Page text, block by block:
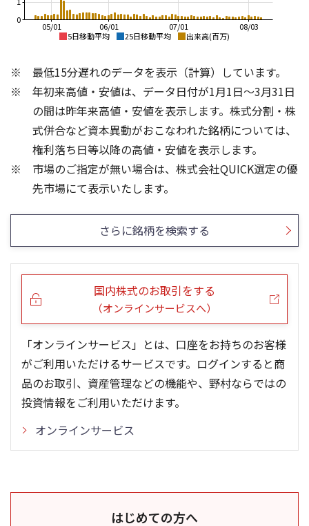
5日移動平均 25日移動平均 出来高(百万)
08/03
07/01
06/01
05/01
0
13週移動平均 26週移動平均 出来高(千)
1,600
2,000
2,200
2,400
0
1,500
5ヶ月移動平均 25ヶ月移動平均 出来高(千)
500
1,500
2,000
2,500
0
600
最低15分遅れのデータを表示（計算）しています。
年初来高値・安値は、データ日付が1月1日～3月31日
の間は昨年来高値・安値を表示します。株式分割・株
式併合など資本異動がおこなわれた銘柄については、
権利落ち日等以降の高値・安値を表示します。
市場のご指定が無い場合は、株式会社QUICK選定の優
先市場にて表示いたします。
さらに銘柄を検索する
国内株式のお取引をする
（オンラインサービスへ）
「オンラインサービス」とは、口座をお持ちのお客様
がご利用いただけるサービスです。ログインすると商
品のお取引、資産管理などの機能や、野村ならではの
投資情報をご利用いただけます。
オンラインサービス
はじめての方へ